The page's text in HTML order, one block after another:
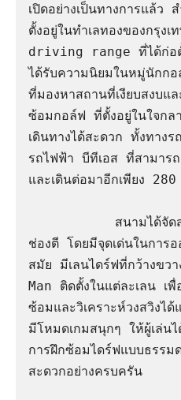
เปิดอย่างเป็นทางการแล้ว
ตั้งอยู่ในทำเลทองของกรุ
driving range ที่ได้ก่อ
ได้รับความนิยมในหมู่นักกอ
ที่มองหาสถานที่เงียบสงบแ
ซ้อมกอล์ฟ ที่ตั้งอยู่ในใจกล
เดินทางได้สะดวก ทั้งทาง
รถไฟฟ้า บีทีเอส ที่สามาร
และเดินต่อมาอีกเพียง
ช่องตี โดยมีจุดเด่นในการ
สมัย มีเลนไดร์ฟที่กว้างขว
Man ติดตั้งในแต่ละเลน เ
ซ้อมและวิเคราะห์วงสวิงไ
มีโหมดเกมสนุกๆ ให้ผู้เล่น
การฝึกซ้อมไดร์ฟแบบธรร
สะดวกอย่างครบครัน